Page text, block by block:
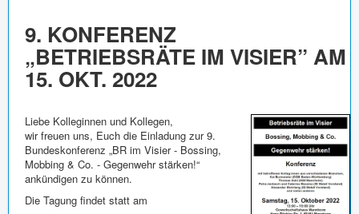
INFOS
APPELL
MEDIEN
IMPRESSUM
9. KONFERENZ
„BETRIEBSRÄTE IM VISIER” AM
15. OKT. 2022
Liebe Kolleginnen und Kollegen,
wir freuen uns, Euch die Einladung zur 9.
Bundeskonferenz „BR im Visier - Bossing,
Mobbing & Co. - Gegenwehr stärken!“
ankündigen zu können.
Die Tagung findet statt am